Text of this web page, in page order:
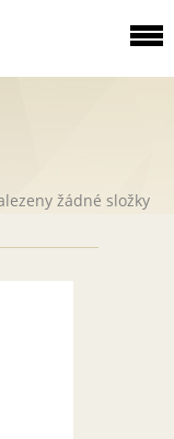
žádné složky